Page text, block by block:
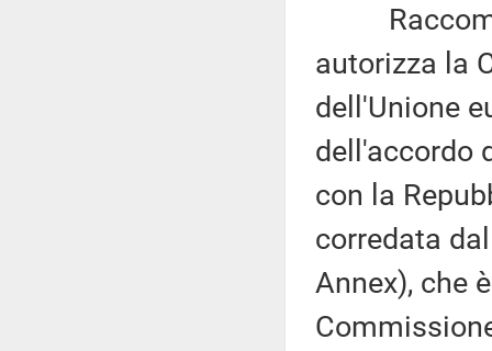
autorizza la
dell'Unione
dell'accordo
con la
corredata
Annex), che